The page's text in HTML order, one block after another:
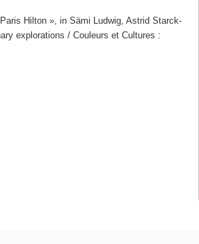
Hilton », in Sämi Ludwig, Astrid Starck-
explorations / Couleurs et Cultures :